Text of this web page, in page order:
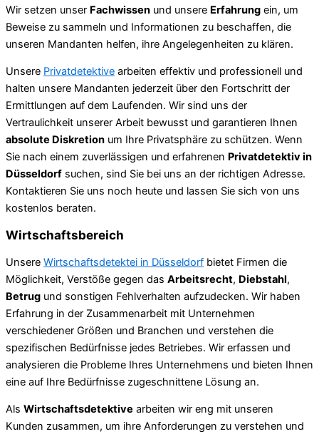
Wir setzen unser Fachwissen und unsere Erfahrung ein, um
Beweise zu sammeln und Informationen zu beschaffen, die
unseren Mandanten helfen, ihre Angelegenheiten zu klären.
Unsere Privatdetektive arbeiten effektiv und professionell und
halten unsere Mandanten jederzeit über den Fortschritt der
Ermittlungen auf dem Laufenden. Wir sind uns der
Vertraulichkeit unserer Arbeit bewusst und garantieren Ihnen
absolute Diskretion um Ihre Privatsphäre zu schützen. Wenn
Sie nach einem zuverlässigen und erfahrenen Privatdetektiv in
Düsseldorf suchen, sind Sie bei uns an der richtigen Adresse.
Kontaktieren Sie uns noch heute und lassen Sie sich von uns
kostenlos beraten.
Wirtschaftsbereich
Unsere Wirtschaftsdetektei in Düsseldorf bietet Firmen die
Möglichkeit, Verstöße gegen das Arbeitsrecht, Diebstahl,
Betrug und sonstigen Fehlverhalten aufzudecken. Wir haben
Erfahrung in der Zusammenarbeit mit Unternehmen
verschiedener Größen und Branchen und verstehen die
spezifischen Bedürfnisse jedes Betriebes. Wir erfassen und
analysieren die Probleme Ihres Unternehmens und bieten Ihnen
eine auf Ihre Bedürfnisse zugeschnittene Lösung an.
Als Wirtschaftsdetektive arbeiten wir eng mit unseren
Kunden zusammen, um ihre Anforderungen zu verstehen und